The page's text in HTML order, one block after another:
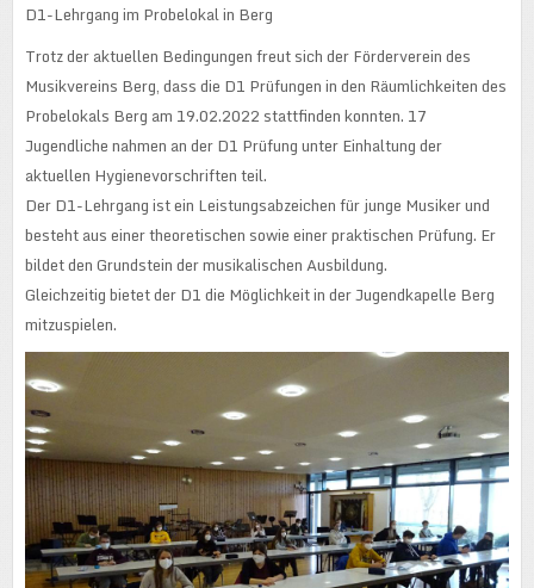
D1-Lehrgang im Probelokal in Berg
Trotz der aktuellen Bedingungen freut sich der Förderverein des
Musikvereins Berg, dass die D1 Prüfungen in den Räumlichkeiten des
Probelokals Berg am 19.02.2022 stattfinden konnten. 17
Jugendliche nahmen an der D1 Prüfung unter Einhaltung der
aktuellen Hygienevorschriften teil.
Der D1-Lehrgang ist ein Leistungsabzeichen für junge Musiker und
besteht aus einer theoretischen sowie einer praktischen Prüfung. Er
bildet den Grundstein der musikalischen Ausbildung.
Gleichzeitig bietet der D1 die Möglichkeit in der Jugendkapelle Berg
mitzuspielen.